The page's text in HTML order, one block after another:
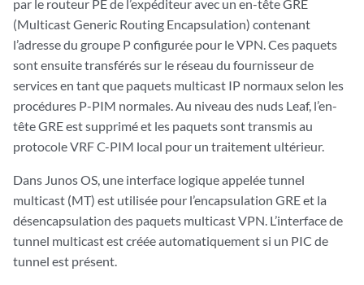
par le routeur PE de l’expéditeur avec un en-tête GRE
(Multicast Generic Routing Encapsulation) contenant
l’adresse du groupe P configurée pour le VPN. Ces paquets
sont ensuite transférés sur le réseau du fournisseur de
services en tant que paquets multicast IP normaux selon les
procédures P-PIM normales. Au niveau des nuds Leaf, l’en-
tête GRE est supprimé et les paquets sont transmis au
protocole VRF C-PIM local pour un traitement ultérieur.
Dans Junos OS, une interface logique appelée tunnel
multicast (MT) est utilisée pour l’encapsulation GRE et la
désencapsulation des paquets multicast VPN. L’interface de
tunnel multicast est créée automatiquement si un PIC de
tunnel est présent.